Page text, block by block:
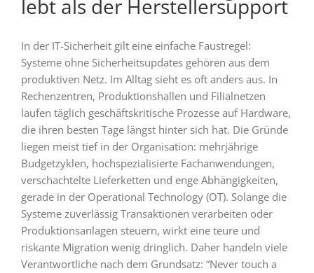
lebt als der Herstellersupport
In der IT-Sicherheit gilt eine einfache Faustregel:
Systeme ohne Sicherheitsupdates gehören aus dem
produktiven Netz. Im Alltag sieht es oft anders aus. In
Rechenzentren, Produktionshallen und Filialnetzen
laufen täglich geschäftskritische Prozesse auf Hardware,
die ihren besten Tage längst hinter sich hat. Die Gründe
liegen meist tief in der Organisation: mehrjährige
Budgetzyklen, hochspezialisierte Fachanwendungen,
verschachtelte Lieferketten und enge Abhängigkeiten,
gerade in der Operational Technology (OT). Solange die
Systeme zuverlässig Transaktionen verarbeiten oder
Produktionsanlagen steuern, wirkt eine teure und
riskante Migration wenig dringlich. Daher handeln viele
Verantwortliche nach dem Grundsatz: “Never touch a